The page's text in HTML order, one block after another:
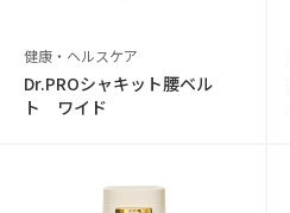
健康・ヘルスケア
Dr.PROシャキット腰ベル
ト ワイド